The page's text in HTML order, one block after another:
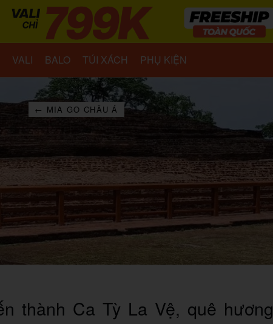
VALI BALO TÚI XÁCH PHỤ KIỆN
← MIA GO CHÂU Á
thành Ca Tỳ La Vệ, quê hương